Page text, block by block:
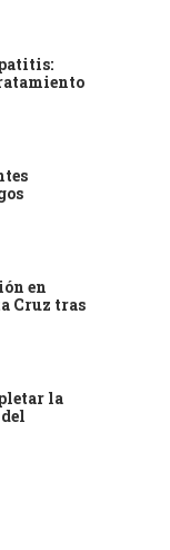
en
Cruz tras
la